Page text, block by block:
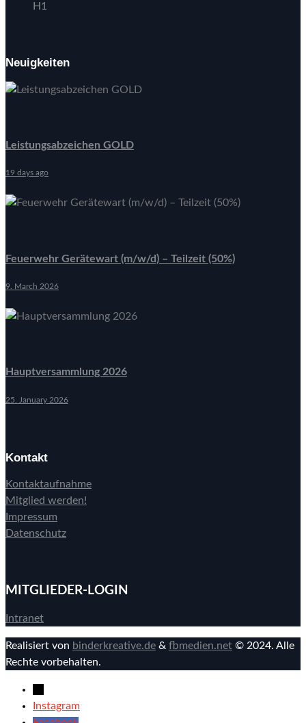
H1
Neuigkeiten
Leistungsabzeichen GOLD
19 days ago
Feuerwehr Gerätewart (m/w/d) – Teilzeit (50%)
9. March 2026
Hauptversammlung 2026
25. January 2026
Kontakt
Kontaktaufnahme
Mitglied werden!
Impressum
Datenschutz
MITGLIEDER-LOGIN
Intranet
Realisiert von binderkreative.de & fbmedien.net © 2024. Alle
Rechte vorbehalten.
Instagram